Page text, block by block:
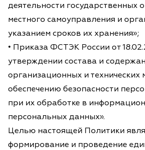
деятельности государственных
местного самоуправления и
указанием сроков их хранения»;
• Приказа ФСТЭК России от
утверждении состава и
организационных и технических
обеспечению безопасности
при их обработке в
персональных данных».
Целью настоящей Политики
формирование и проведение